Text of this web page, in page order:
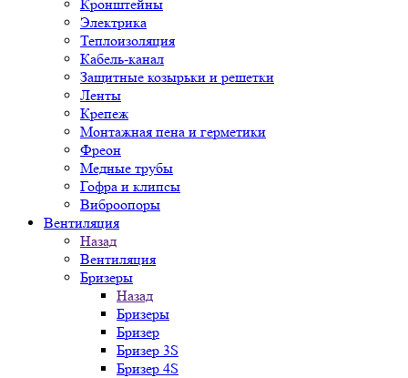
Кронштейны
Электрика
Теплоизоляция
Кабель-канал
Защитные козырьки и решетки
Ленты
Крепеж
Монтажная пена и герметики
Фреон
Медные трубы
Гофра и клипсы
Виброопоры
Вентиляция
Назад
Вентиляция
Бризеры
Назад
Бризеры
Бризер
Бризер 3S
Бризер 4S